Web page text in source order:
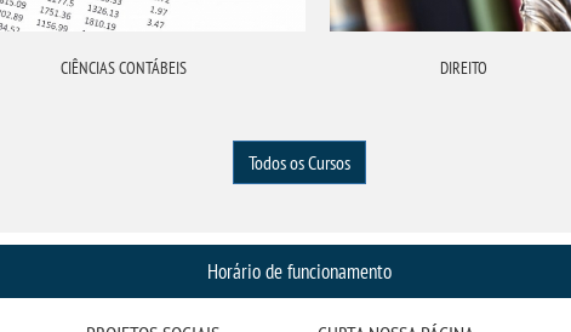
CIÊNCIAS CONTÁBEIS DIREITO
Todos os Cursos
Horário de funcionamento